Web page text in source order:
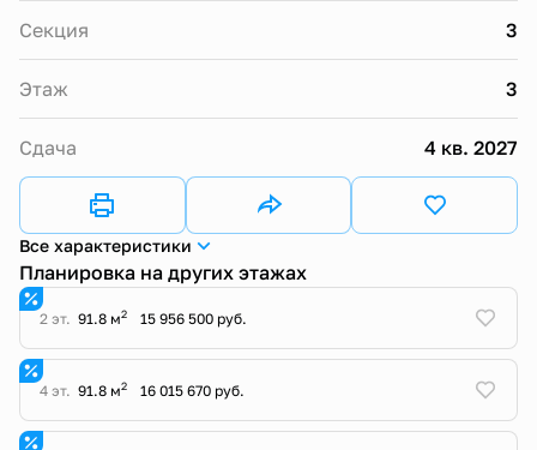
Секция 3
Этаж 3
Сдача 4 кв. 2027
Все характеристики
Планировка на других этажах
2 эт. 91.8 м2 15 956 500 руб.
4 эт. 91.8 м2 16 015 670 руб.